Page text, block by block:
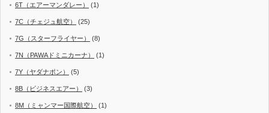
6T（エアーマンダレー） (1)
7C（チェジュ航空） (25)
7G（スターフライヤー） (8)
7N（PAWAドミニカーナ） (1)
7Y（ヤダナポン） (5)
8B（ビジネスエアー） (3)
8M（ミャンマー国際航空） (1)